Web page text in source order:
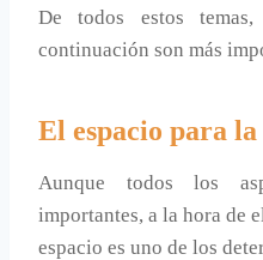
De todos estos
continuación son más
El espacio para
Aunque todos los
importantes, a la hora de
espacio es uno de los